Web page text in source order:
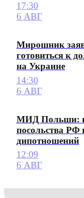
17:30
6 АВГ
Мирошник
готовиться к
на Украине
14:30
6 АВГ
МИД Польши:
посольства РФ
дипотношений
12:09
6 АВГ